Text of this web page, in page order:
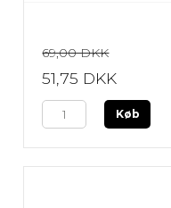
69,00 DKK
51,75 DKK
Køb